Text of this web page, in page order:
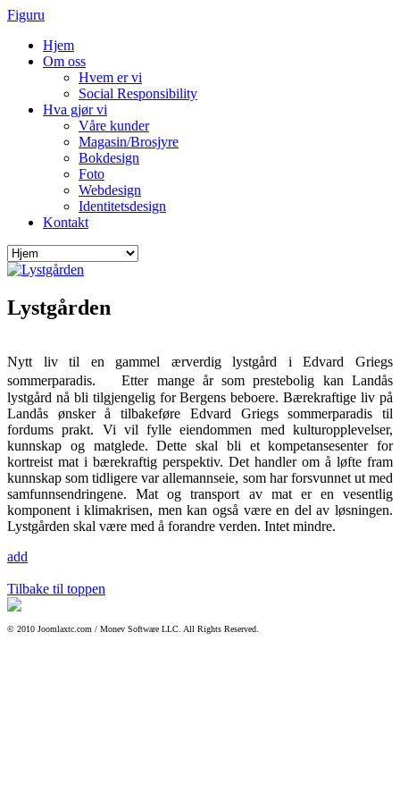
Figuru
Hjem
Om oss
Hvem er vi
Social Responsibility
Hva gjør vi
Våre kunder
Magasin/Brosjyre
Bokdesign
Foto
Webdesign
Identitetsdesign
Kontakt
Lystgården
Nytt liv til en gammel ærverdig lystgård i Edvard Griegs
sommerparadis. Etter mange år som prestebolig kan Landås
lystgård nå bli tilgjengelig for Bergens beboere. Bærekraftige liv på
Landås ønsker å tilbakeføre Edvard Griegs sommerparadis til
fordums prakt. Vi vil fylle eiendommen med kulturopplevelser,
kunnskap og matglede. Dette skal bli et kompetansesenter for
kortreist mat i bærekraftig perspektiv. Det handler om å løfte fram
kunnskap som tidligere var allemannseie, som har forsvunnet ut med
samfunnsendringene. Mat og transport av mat er en vesentlig
komponent i klimakrisen, men kan også være en del av løsningen.
Lystgården skal være med å forandre verden. Intet mindre.
add
Tilbake til toppen
© 2010 Joomlaxtc.com / Monev Software LLC. All Rights Reserved.